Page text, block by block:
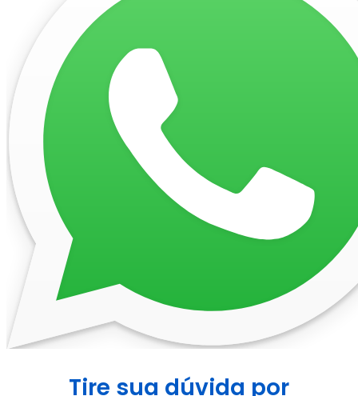
Tire sua dúvida por